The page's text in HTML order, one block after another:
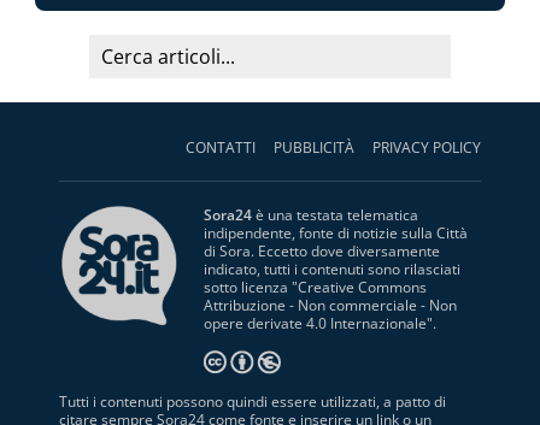
CONTATTI PUBBLICITÀ PRIVACY POLICY
Sora24è una testata telematica
indipendente, fonte di notizie sulla Città
di Sora. Eccetto dove diversamente
indicato, tutti i contenuti sono rilasciati
sotto licenza "Creative Commons
Attribuzione - Non commerciale - Non
opere derivate 4.0 Internazionale".
Tutti i contenuti possono quindi essere utilizzati, a patto di
citare sempre Sora24 come fonte e inserire un link o un